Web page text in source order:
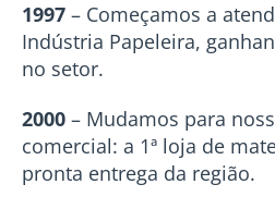
1997 – Começamos a
Indústria Papeleira,
no setor.
2000 – Mudamos para
comercial: a 1ª loja de
pronta entrega da região.